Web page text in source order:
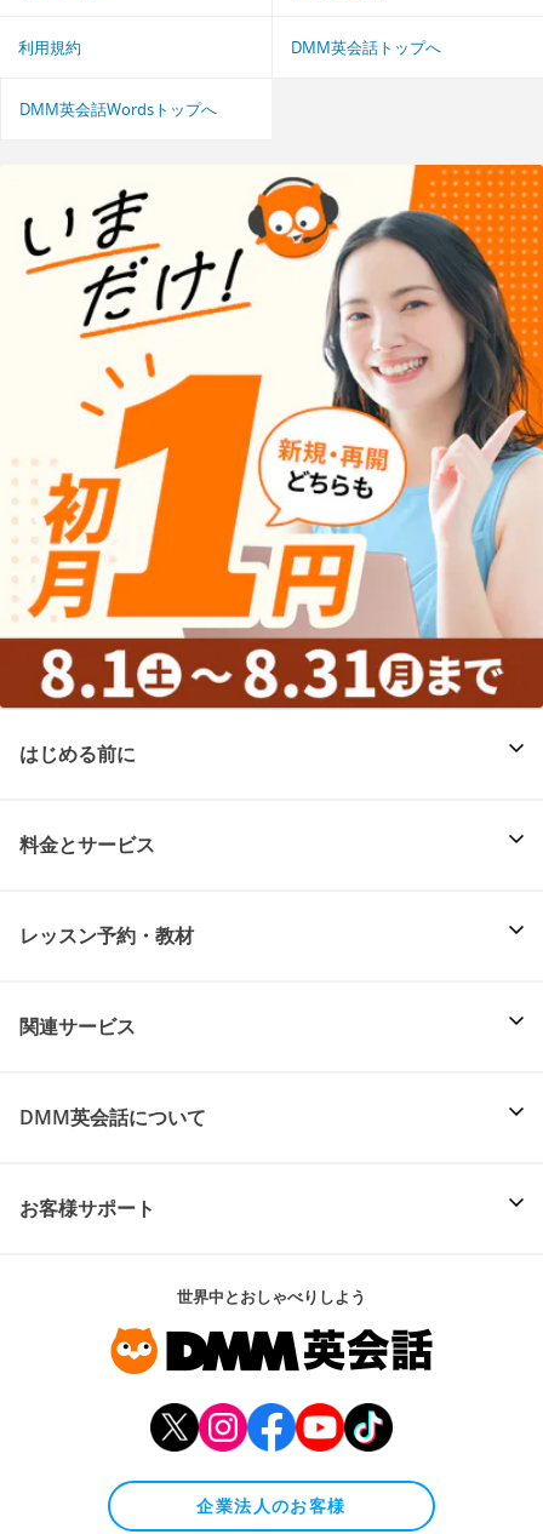
利用規約 DMM英会話トップへ
DMM英会話Wordsトップへ
はじめる前に
料金とサービス
レッスン予約・教材
関連サービス
DMM英会話について
お客様サポート
世界中とおしゃべりしよう
企業法人のお客様